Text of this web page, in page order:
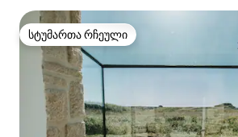
სტუმართა რჩეული
სტუმართა რჩეული